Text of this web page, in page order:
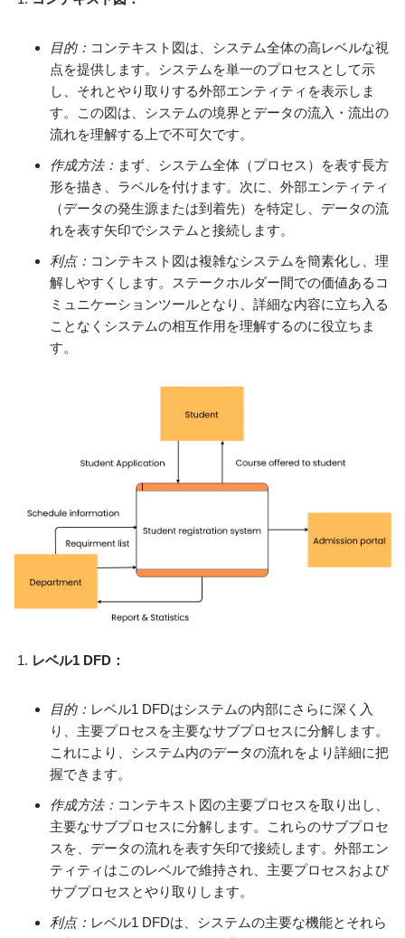
目的： コンテキスト図は、システム全体の高レベルな視
点を提供します。システムを単一のプロセスとして示
し、それとやり取りする外部エンティティを表示しま
す。この図は、システムの境界とデータの流入・流出の
流れを理解する上で不可欠です。
作成方法： まず、システム全体（プロセス）を表す長方
形を描き、ラベルを付けます。次に、外部エンティティ
（データの発生源または到着先）を特定し、データの流
れを表す矢印でシステムと接続します。
利点： コンテキスト図は複雑なシステムを簡素化し、理
解しやすくします。ステークホルダー間での価値あるコ
ミュニケーションツールとなり、詳細な内容に立ち入る
ことなくシステムの相互作用を理解するのに役立ちま
す。
レベル1 DFD：
目的： レベル1 DFDはシステムの内部にさらに深く入
り、主要プロセスを主要なサブプロセスに分解します。
これにより、システム内のデータの流れをより詳細に把
握できます。
作成方法： コンテキスト図の主要プロセスを取り出し、
主要なサブプロセスに分解します。これらのサブプロセ
スを、データの流れを表す矢印で接続します。外部エン
ティティはこのレベルで維持され、主要プロセスおよび
サブプロセスとやり取りします。
利点： レベル1 DFDは、システムの主要な機能とそれら